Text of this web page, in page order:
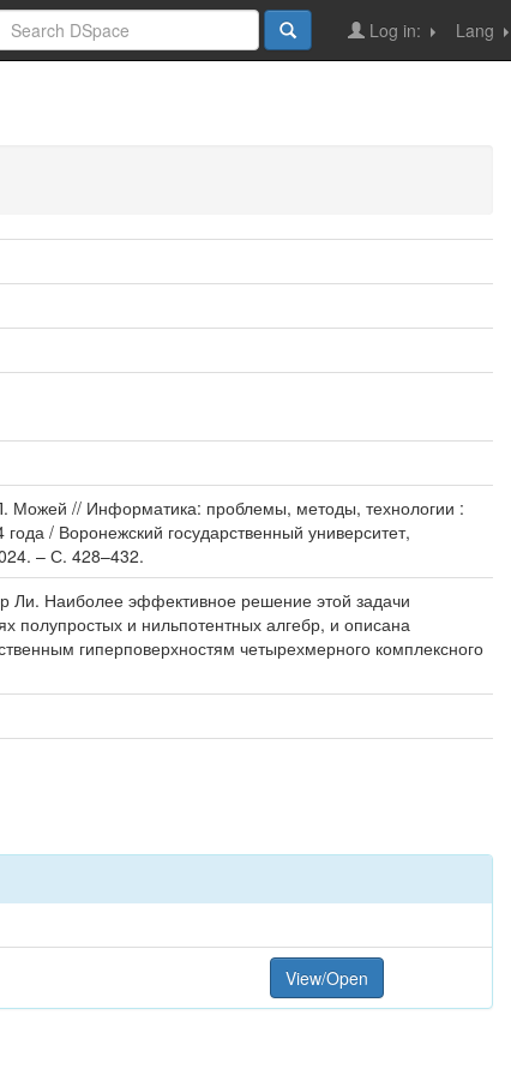
Lang
Log in:
Можей // Информатика: проблемы, методы, технологии :
/ Воронежский государственный университет,
– С. 428–432.
Ли. Наиболее эффективное решение этой задачи
полупростых и нильпотентных алгебр, и описана
гиперповерхностям четырехмерного комплексного
View/Open